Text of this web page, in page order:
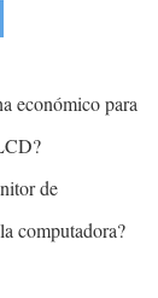
económico para
de
computadora?